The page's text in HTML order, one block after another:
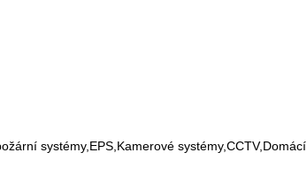
systémy,EPS,Kamerové systémy,CCTV,Domácí